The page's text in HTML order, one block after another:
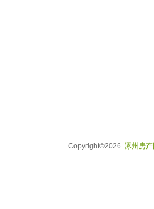
Copyright©2026 涿州房